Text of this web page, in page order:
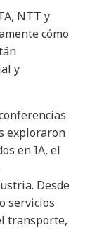
NTT y
cómo
y
exploraron
en IA, el
Desde
servicios
transporte,